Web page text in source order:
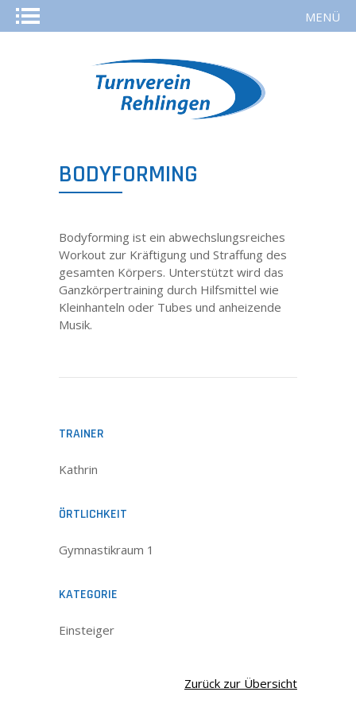
MENÜ
REHASPORT
TURNVEREIN
DISCLAIMER
BODYFORMING
Bodyforming ist ein abwechslungsreiches
Workout zur Kräftigung und Straffung des
gesamten Körpers. Unterstützt wird das
Ganzkörpertraining durch Hilfsmittel wie
Kleinhanteln oder Tubes und anheizende
Musik.
TRAINER
Kathrin
ÖRTLICHKEIT
Gymnastikraum 1
KATEGORIE
Einsteiger
Zurück zur Übersicht